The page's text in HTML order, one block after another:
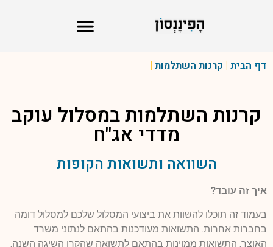
דף הבית | קרנות השתלמות |
קרנות השתלמות במסלול עוקב
מדדי אג"ח
השוואה ותשואות הקופות
איך זה עובד?
בעמוד זה תוכלו להשוות את ביצועי המסלול שלכם למסלול דומה
בחברות אחרות. התשואות מעודכנות בהתאם לנתוני משרד
האוצר. התשואות ממוינות בהתאם לתשואה שהקרן השיגה השנה.